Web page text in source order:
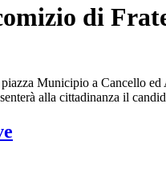
di
Municipio a Cancello
alla cittadinanza il